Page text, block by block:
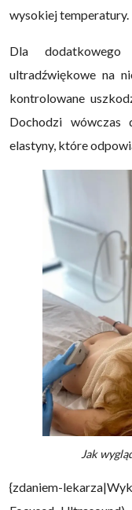
wysokiej temperatury.
Dla
ultradźwiękowe na
kontrolowane
Dochodzi wówczas
elastyny, które
Jak
{zdaniem-